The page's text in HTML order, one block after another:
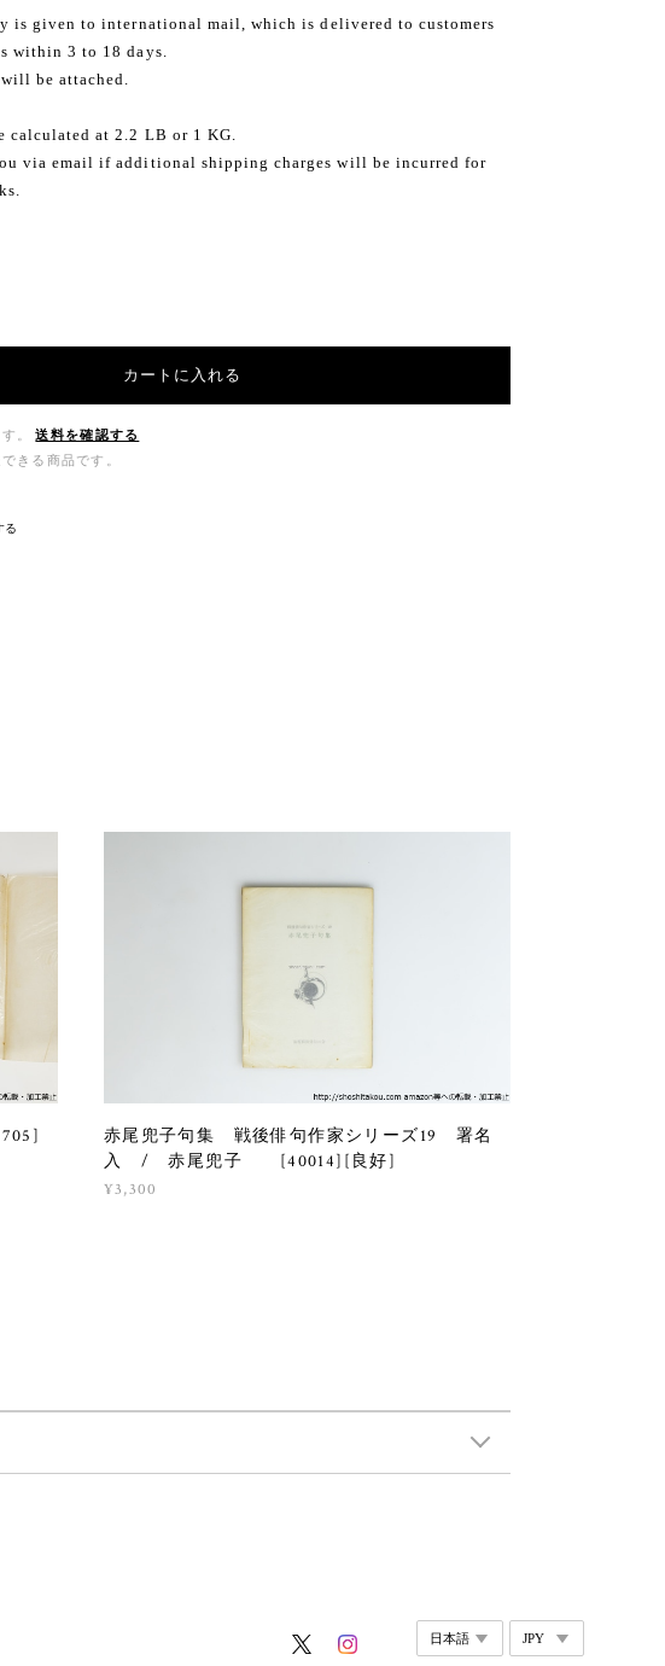
is given to international mail, which is delivered to customers
within 3 to 18 days.
be attached.
calculated at 2.2 LB or 1 KG.
via email if additional shipping charges will be incurred for
カートに入れる
。
送料を確認する
きる商品です。
る
赤尾兜子句集 戦後俳句作家シリーズ19 署名
入 / 赤尾兜子 [40014][良好]
¥3,300